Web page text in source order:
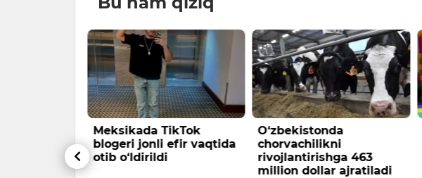
vaqtida
O‘zbekistonda
chorvachilikni
rivojlantirishga 463
Qulay shahar muhiti —
aniq yechimlar orqali
Toshkent shahar hokimi